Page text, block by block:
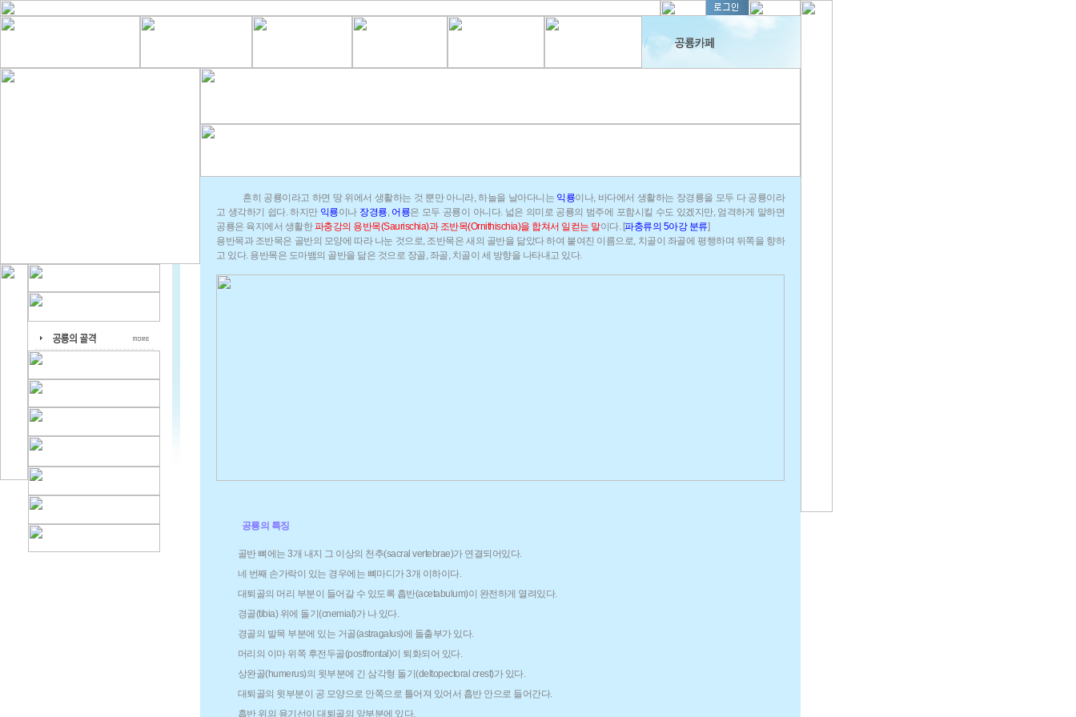
흔히 공룡이라고 하면 땅 위에서 생활하는 것 뿐만 아니라, 하늘을 날아다니는 익룡이나, 바다에서 생활하는 장경룡을 모두 다 공룡이라
고 생각하기 쉽다. 하지만 익룡이나 장경룡, 어룡은 모두 공룡이 아니다. 넓은 의미로 공룡의 범주에 포함시킬 수도 있겠지만, 엄격하게 말하면
공룡은 육지에서 생활한파충강의 용반목(Saurischia)과 조반목(Ornithischia)을 합쳐서 일컫는 말이다. [ 파충류의 5아강 분류]
용반목과 조반목은 골반의 모양에 따라 나눈 것으로, 조반목은 새의 골반을 닮았다 하여 붙여진 이름으로, 치골이 좌골에 평행하며 뒤쪽을 향하
고 있다. 용반목은 도마뱀의 골반을 닮은 것으로 장골, 좌골, 치골이 세 방향을 나타내고 있다.
공룡의 특징
골반 뼈에는 3개 내지 그 이상의 천추(sacral vertebrae)가 연결되어있다.
네 번째 손가락이 있는 경우에는 뼈마디가 3개 이하이다.
대퇴골의 머리 부분이 들어갈 수 있도록 흡반(acetabulum)이 완전하게 열려있다.
경골(tibia) 위에 돌기(cnemial)가 나 있다.
경골의 발목 부분에 있는 거골(astragalus)에 돌출부가 있다.
머리의 이마 위쪽 후전두골(postfrontal)이 퇴화되어 있다.
상완골(humerus)의 윗부분에 긴 삼각형 돌기(deltopectoral crest)가 있다.
대퇴골의 윗부분이 공 모양으로 안쪽으로 틀어져 있어서 흡반 안으로 들어간다.
흡반 위의 융기선이 대퇴골의 앞부분에 있다.